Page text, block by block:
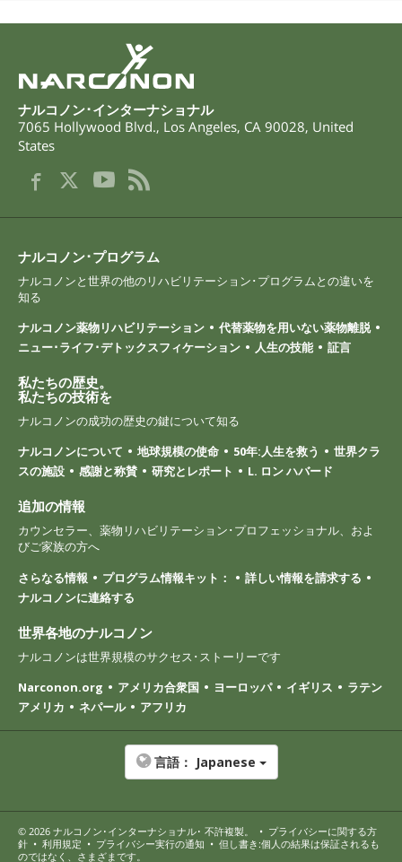
ナルコノン･インターナショナル
7065 Hollywood Blvd., Los Angeles, CA 90028, United
States
ナルコノン･プログラム
ナルコノンと世界の他のリハビリテーション･プログラムとの違いを
知る
ナルコノン薬物リハビリテーション
代替薬物を用いない薬物離脱
ニュー･ライフ･デトックスフィケーション
人生の技能 証言
私たちの歴史。
私たちの技術を
ナルコノンの成功の歴史の鍵について知る
ナルコノンについて
地球規模の使命 50年:人生を救う
世界クラ
スの施設
感謝と称賛 研究とレポート L. ロン ハバード
追加の情報
カウンセラー、薬物リハビリテーション･プロフェッショナル、およ
びご家族の方へ
さらなる情報
プログラム情報キット：
詳しい情報を請求する
ナルコノンに連絡する
世界各地のナルコノン
ナルコノンは世界規模のサクセス･ストーリーです
Narconon.org
アメリカ合衆国 ヨーロッパ イギリス
ラテン
アメリカ
ネパール アフリカ
言語： Japanese
© 2026 ナルコノン･インターナショナル･ 不許複製。 • プライバシーに関する方
針 • 利用規定 • プライバシー実行の通知 • 但し書き:個人の結果は保証されるも
のではなく、さまざまです。